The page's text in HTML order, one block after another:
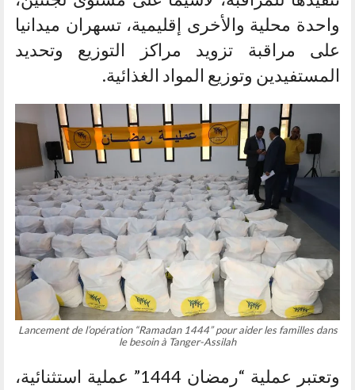
واحدة محلية والأخرى إقليمية، تسهران ميدانيا
على مراقبة تزويد مراكز التوزيع وتحديد
المستفيدين وتوزيع المواد الغذائية.
Lancement de l’opération “Ramadan 1444” pour aider les familles dans
le besoin à Tanger-Assilah
وتعتبر عملية “رمضان 1444” عملية استثنائية،